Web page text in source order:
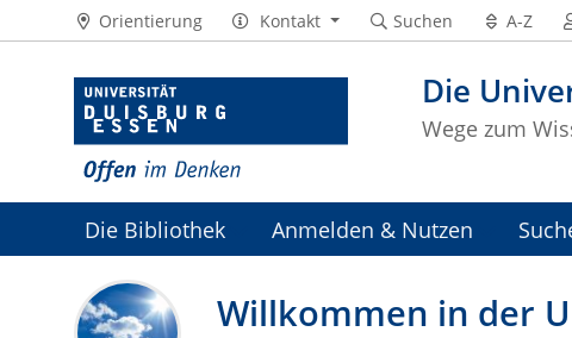
Die
Wege zum
Orientierung Kontakt Suchen A-Z
Die Bibliothek Anmelden & Nutzen
Universitätsarchiv
Willkommen in der